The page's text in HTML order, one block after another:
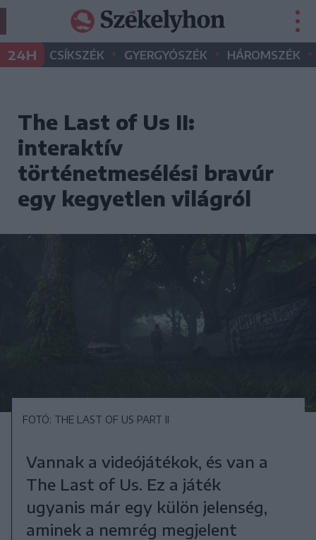
24H CSÍKSZÉK • GYERGYÓSZÉK • HÁROMSZÉK •
The Last of Us II:
interaktív
történetmesélési bravúr
egy kegyetlen világról
FOTÓ: THE LAST OF US PART II
Vannak a videójátékok, és van a
The Last of Us. Ez a játék
ugyanis már egy külön jelenség,
aminek a nemrég megjelent